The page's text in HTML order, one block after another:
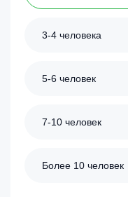
3-4 человека
5-6 человек
7-10 человек
Более 10 человек